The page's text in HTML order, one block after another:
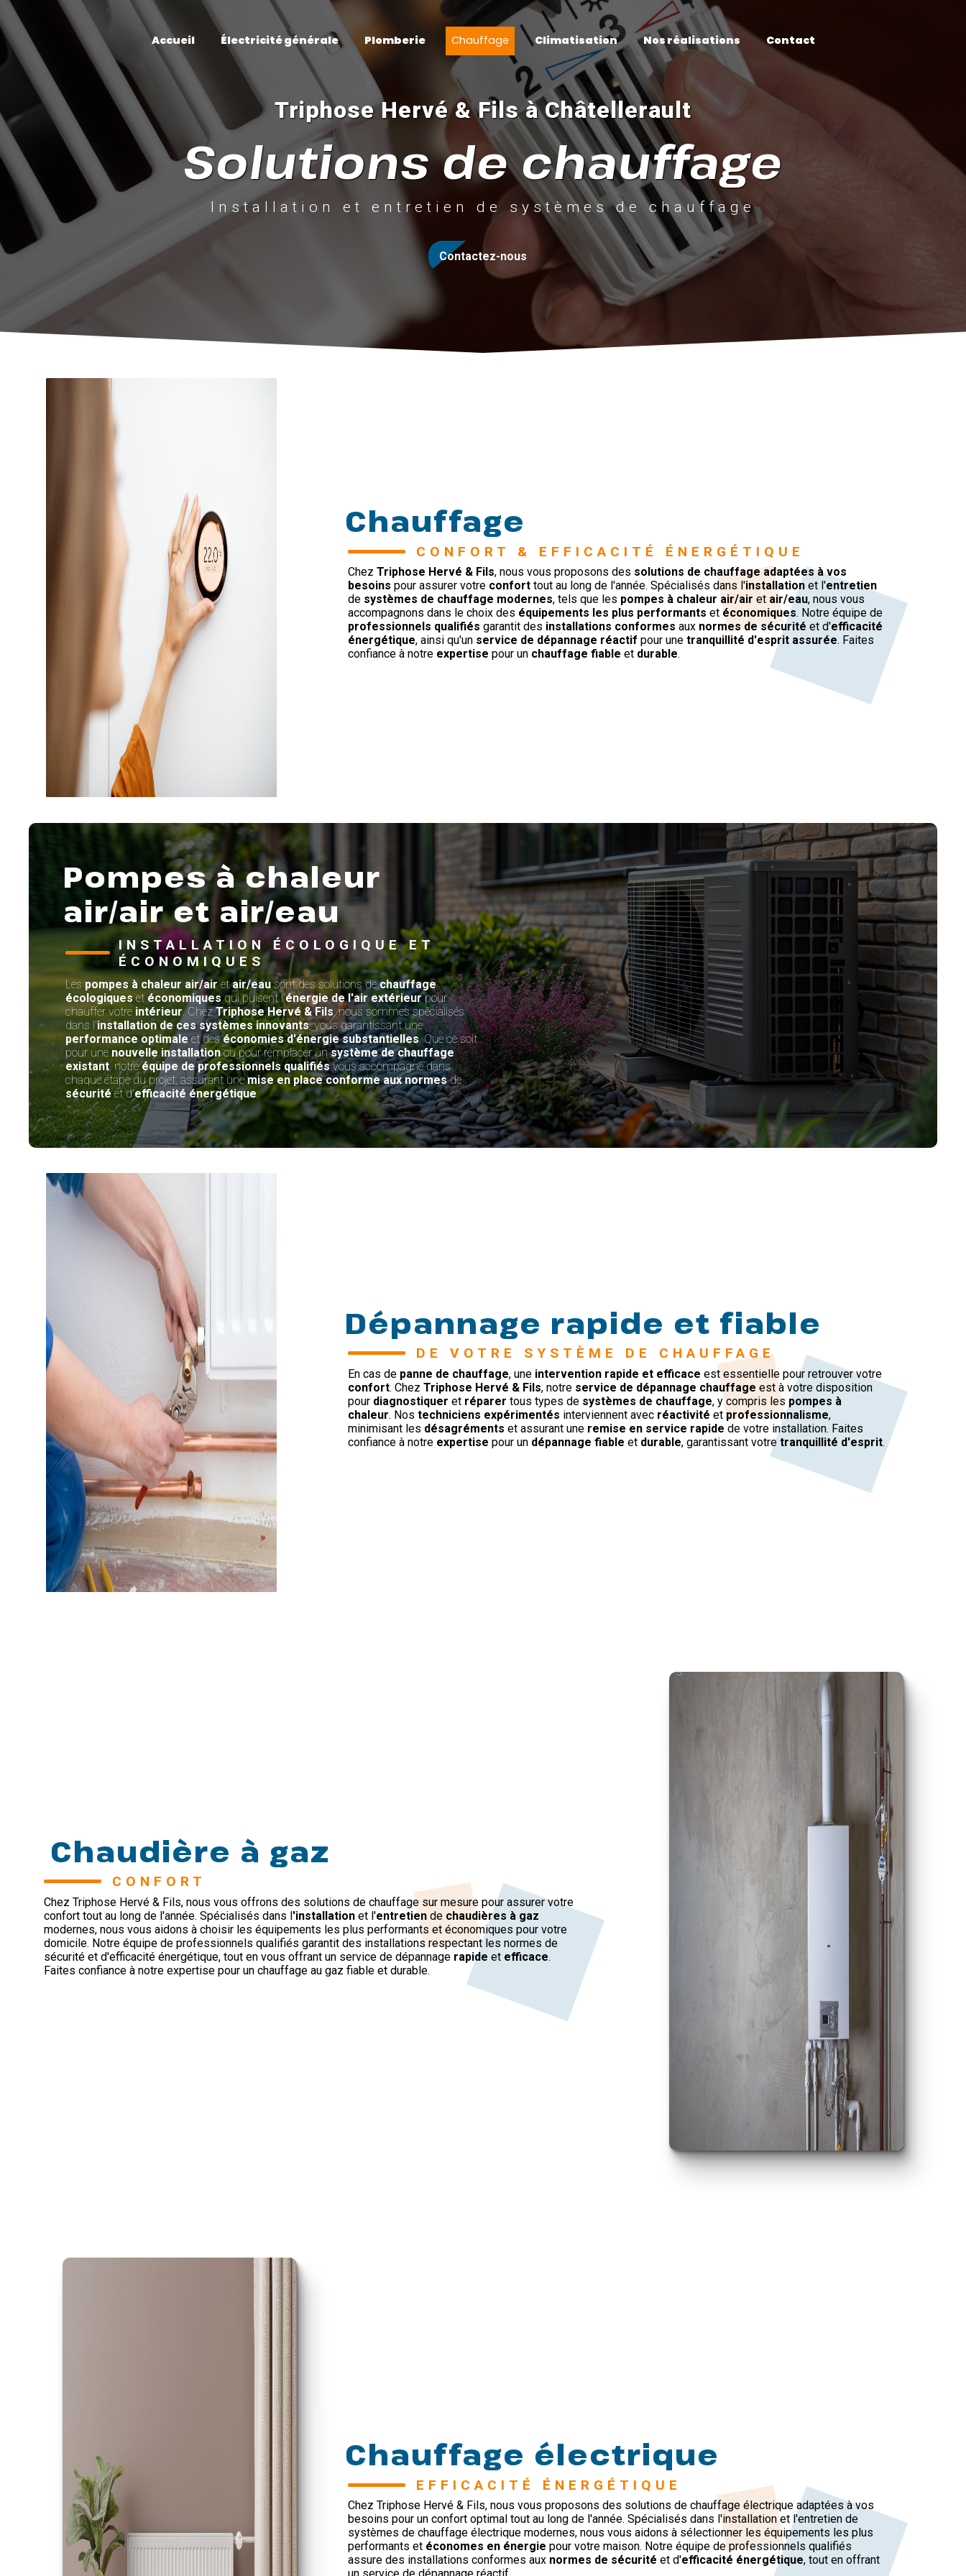
Accueil Électricité générale Plomberie Chauffage Climatisation Nos réalisations Contact
Triphose Hervé & Fils à Châtellerault
Solutions de chauffage
Installation et entretien de systèmes de chauffage
Contactez-nous
Chauffage
CONFORT & EFFICACITÉ ÉNERGÉTIQUE
Chez Triphose Hervé & Fils, nous vous proposons des solutions de chauffage adaptées à vos
besoins pour assurer votre conforttout au long de l'année. Spécialisés dans l'installationet l'entretien
de systèmes de chauffage modernes, tels que les pompes à chaleur air/air et air/eau, nous vous
accompagnons dans le choix des équipements les plus performants et économiques. Notre équipe de
professionnels qualifiés garantit des installations conformes aux normes de sécurité et d'efficacité
énergétique, ainsi qu'un service de dépannage réactif pour une tranquillité d'esprit assurée. Faites
confiance à notre expertise pour un chauffage fiable et durable.
Pompes à chaleur
air/air et air/eau
INSTALLATION ÉCOLOGIQUE ET
ÉCONOMIQUES
Lespompes à chaleur air/airetair/eausont des solutions dechauffage
écologiqueset économiquesqui puisent l'énergie de l'air extérieurpour
chauffer votre intérieur. ChezTriphose Hervé & Fils, nous sommes spécialisés
dans l'installation de ces systèmes innovants, vous garantissant une
performance optimale et deséconomies d'énergie substantielles. Que ce soit
pour une nouvelle installationou pour remplacer unsystème de chauffage
existant, notreéquipe de professionnels qualifiésvous accompagne dans
chaque étape du projet, assurant unemise en place conforme aux normesde
sécuritéet d'efficacité énergétique.
Dépannage rapide et fiable
DE VOTRE SYSTÈME DE CHAUFFAGE
En cas de panne de chauffage, une intervention rapide et efficace est essentielle pour retrouver votre
confort. Chez Triphose Hervé & Fils, notre service de dépannage chauffage est à votre disposition
pour diagnostiquer et réparer tous types de systèmes de chauffage, y compris les pompes à
chaleur. Nos techniciens expérimentés interviennent avec réactivité etprofessionnalisme,
minimisant les désagréments et assurant une remise en service rapide de votre installation. Faites
confiance à notre expertise pour un dépannage fiable et durable, garantissant votre tranquillité d'esprit.
Chaudière à gaz
CONFORT
Chez Triphose Hervé & Fils, nous vous offrons des solutions de chauffage sur mesure pour assurer votre
confort tout au long de l'année. Spécialisés dans l'installation et l'entretien de chaudières à gaz
modernes, nous vous aidons à choisir les équipements les plus performants et économiques pour votre
domicile. Notre équipe de professionnels qualifiés garantit des installations respectant les normes de
sécurité et d'efficacité énergétique, tout en vous offrant un service de dépannage rapide et efficace.
Faites confiance à notre expertise pour un chauffage au gaz fiable et durable.
Chauffage électrique
EFFICACITÉ ÉNERGÉTIQUE
Chez Triphose Hervé & Fils, nous vous proposons des solutions de chauffage électrique adaptées à vos
besoins pour un confort optimal tout au long de l'année. Spécialisés dans l'installation et l'entretien de
systèmes de chauffage électrique modernes, nous vous aidons à sélectionner les équipements les plus
performants et économes en énergie pour votre maison. Notre équipe de professionnels qualifiés
assure des installations conformes auxnormes de sécurité et d'efficacité énergétique, tout en offrant
Panneau de gestion des cookies